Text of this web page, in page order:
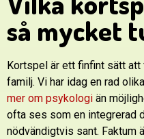
så mycket
Kortspel är ett finfint sätt att
familj. Vi har idag en rad
mer om psykologi än
ofta ses som en integrerad
nödvändigtvis sant. Faktum